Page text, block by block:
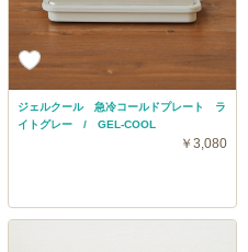
ジェルクール 急冷コールドプレート ラ
イトグレー / GEL-COOL
￥3,080